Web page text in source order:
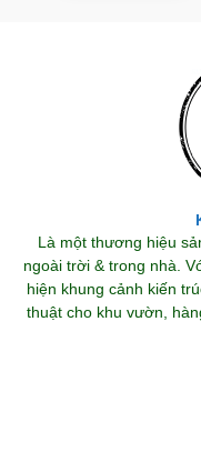
Là một thương hiệu
ngoài trời & trong nhà.
hiện khung cảnh kiến
thuật cho khu vườn,